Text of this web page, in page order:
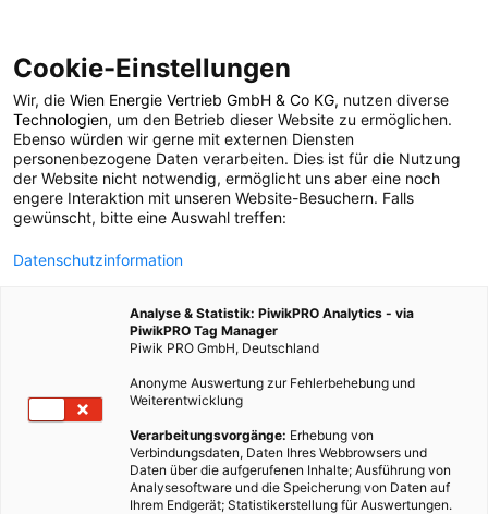
POSTS BY TAG
Pumpleistung
1 BEITRAG
Cookie-Einstellungen
Wir, die Wien Energie Vertrieb GmbH & Co KG, nutzen diverse
Technologien, um den Betrieb dieser Website zu ermöglichen.
Ebenso würden wir gerne mit externen Diensten
personenbezogene Daten verarbeiten. Dies ist für die Nutzung
der Website nicht notwendig, ermöglicht uns aber eine noch
engere Interaktion mit unseren Website-Besuchern. Falls
gewünscht, bitte eine Auswahl treffen:
Datenschutzinformation
Analyse & Statistik: PiwikPRO Analytics - via
PiwikPRO Tag Manager
Piwik PRO GmbH, Deutschland
Anonyme Auswertung zur Fehlerbehebung und
Weiterentwicklung
Verarbeitungsvorgänge: Erhebung von
Verbindungsdaten, Daten Ihres Webbrowsers und
Daten über die aufgerufenen Inhalte; Ausführung von
Analysesoftware und die Speicherung von Daten auf
Ihrem Endgerät; Statistikerstellung für Auswertungen.